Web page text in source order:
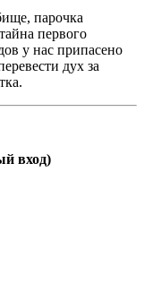
парочка
первого
у нас припасено
дух за
вход)